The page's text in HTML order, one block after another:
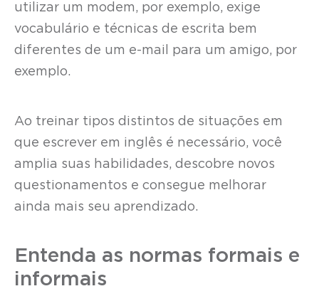
utilizar um modem, por exemplo, exige
vocabulário e técnicas de escrita bem
diferentes de um e-mail para um amigo, por
exemplo.
Ao treinar tipos distintos de situações em
que escrever em inglês é necessário, você
amplia suas habilidades, descobre novos
questionamentos e consegue melhorar
ainda mais seu aprendizado.
Entenda as normas formais e
informais